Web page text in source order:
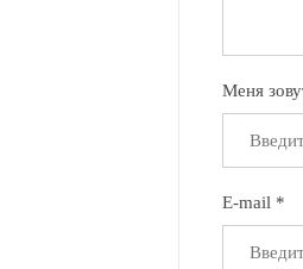
Меня
E-mail *